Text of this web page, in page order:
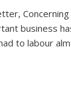
business
to labour